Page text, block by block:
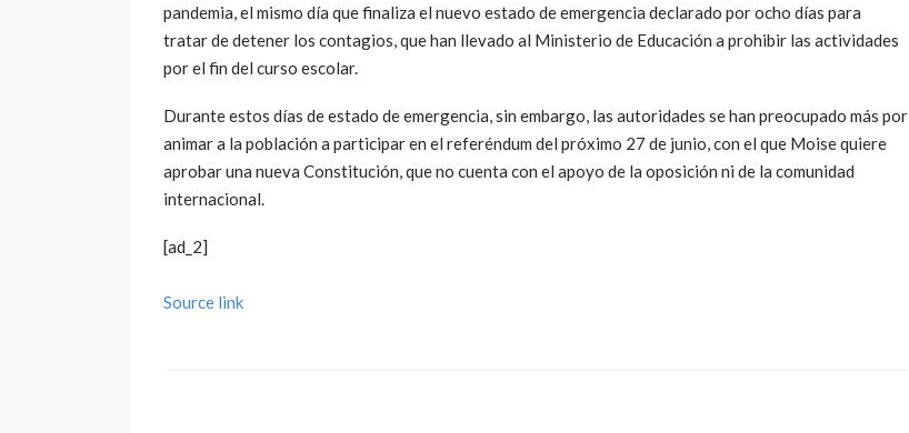
pandemia, el mismo día que finaliza el nuevo estado de emergencia declarado por ocho días para
tratar de detener los contagios, que han llevado al Ministerio de Educación a prohibir las actividades
por el fin del curso escolar.
Durante estos días de estado de emergencia, sin embargo, las autoridades se han preocupado más por
animar a la población a participar en el referéndum del próximo 27 de junio, con el que Moise quiere
aprobar una nueva Constitución, que no cuenta con el apoyo de la oposición ni de la comunidad
internacional.
[ad_2]
Source link